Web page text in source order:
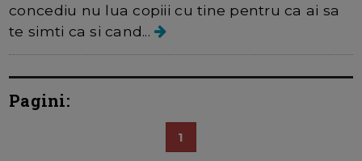
concediu nu lua copiii cu tine pentru ca ai sa
te simti ca si cand...
Pagini:
1